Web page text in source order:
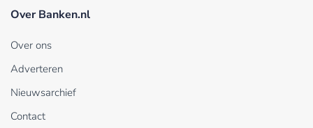
Over Banken.nl
Over ons
Adverteren
Nieuwsarchief
Contact